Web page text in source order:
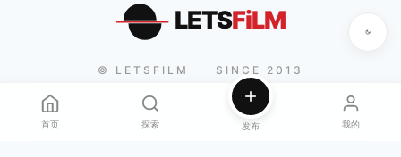
LETSFiLM
© LETSFILM SINCE 2013
首页 探索 发布 我的